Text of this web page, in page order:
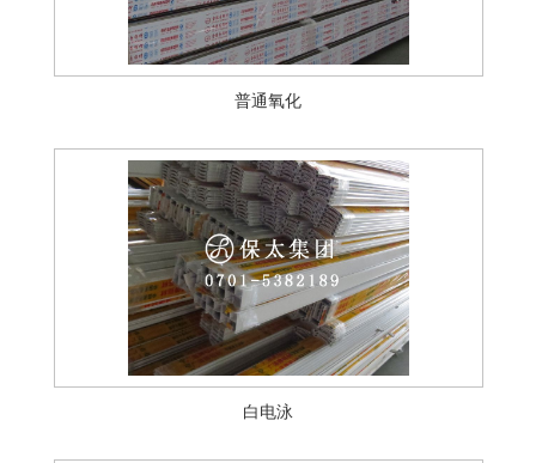
普通氧化
白电泳